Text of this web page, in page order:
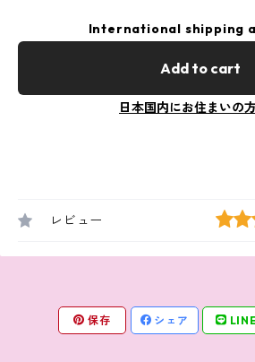
International shipping
Add to cart
日本国内にお住まいの
レビュー
保存 シェア LINE